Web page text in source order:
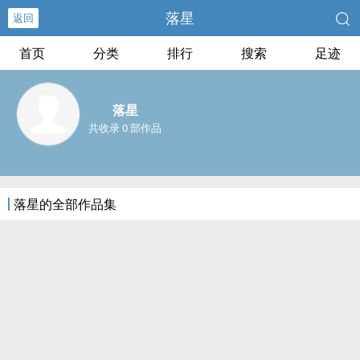
返回 落星
首页 分类 排行 搜索 足迹
落星
共收录 0 部作品
落星的全部作品集